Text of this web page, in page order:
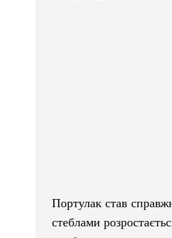
Портулак став
стеблами